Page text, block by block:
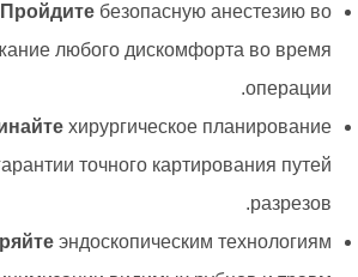
Пройдитебезопасную анестезию во
любого дискомфорта во время
операции.
хирургическое планирование
точного картирования путей
разрезов.
эндоскопическим технологиям